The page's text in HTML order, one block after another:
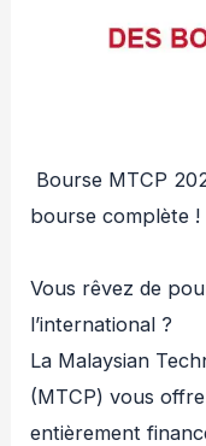
Bourse MTCP
bourse complète !
Vous rêvez de
l’international ?
La Malaysian
(MTCP) vous
entièrement